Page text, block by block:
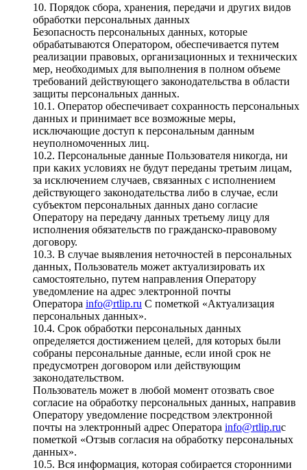
10. Порядок сбора, хранения, передачи и других видов
обработки персональных данных
Безопасность персональных данных, которые
обрабатываются Оператором, обеспечивается путем
реализации правовых, организационных и технических
мер, необходимых для выполнения в полном объеме
требований действующего законодательства в области
защиты персональных данных.
10.1. Оператор обеспечивает сохранность персональных
данных и принимает все возможные меры,
исключающие доступ к персональным данным
неуполномоченных лиц.
10.2. Персональные данные Пользователя никогда, ни
при каких условиях не будут переданы третьим лицам,
за исключением случаев, связанных с исполнением
действующего законодательства либо в случае, если
субъектом персональных данных дано согласие
Оператору на передачу данных третьему лицу для
исполнения обязательств по гражданско-правовому
договору.
10.3. В случае выявления неточностей в персональных
данных, Пользователь может актуализировать их
самостоятельно, путем направления Оператору
уведомление на адрес электронной почты
Оператора info@rtlip.ru С пометкой «Актуализация
персональных данных».
10.4. Срок обработки персональных данных
определяется достижением целей, для которых были
собраны персональные данные, если иной срок не
предусмотрен договором или действующим
законодательством.
Пользователь может в любой момент отозвать свое
согласие на обработку персональных данных, направив
Оператору уведомление посредством электронной
почты на электронный адрес Оператора info@rtlip.ruс
пометкой «Отзыв согласия на обработку персональных
данных».
10.5. Вся информация, которая собирается сторонними